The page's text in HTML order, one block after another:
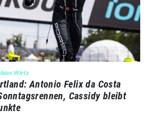
Wirtz
Antonio Felix da Costa
Cassidy bleibt